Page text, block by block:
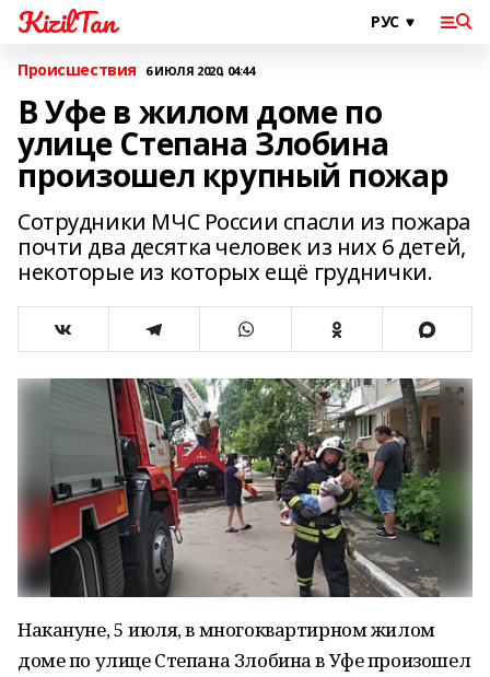
KizilTan
Происшествия 6 ИЮЛЯ 2020, 04:44
В Уфе в жилом доме по
улице Степана Злобина
произошел крупный пожар
Сотрудники МЧС России спасли из пожара
почти два десятка человек из них 6 детей,
некоторые из которых ещё груднички.
Накануне, 5 июля, в многоквартирном жилом
доме по улице Степана Злобина в Уфе произошел